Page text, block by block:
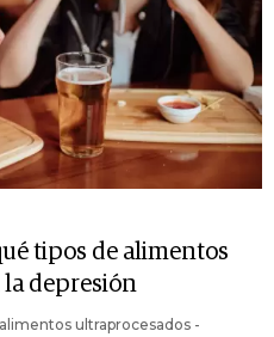
tipos de alimentos
depresión
ultraprocesados -